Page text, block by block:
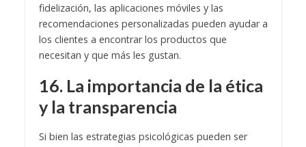
fidelización, las aplicaciones móviles y las
recomendaciones personalizadas pueden ayudar a
los clientes a encontrar los productos que
necesitan y que más les gustan.
16. La importancia de la ética
y la transparencia
Si bien las estrategias psicológicas pueden ser